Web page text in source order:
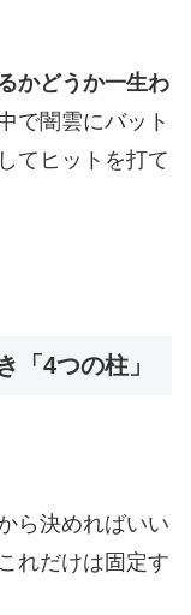
かどうか一生わ
で闇雲にバット
てヒットを打て
「4つの柱」
ら決めればいい
れだけは固定す